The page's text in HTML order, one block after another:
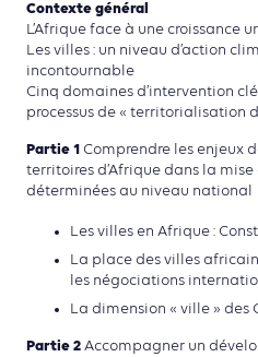
Contexte général
L’Afrique face à une croissance
Les villes : un niveau d’action
incontournable
Cinq domaines d’intervention
processus de « territorialisation
Partie 1 Comprendre les enjeux
territoires d’Afrique dans la
déterminées au niveau national
Les villes en Afrique :
La place des villes
les négociations
La dimension « ville » des
Partie 2 Accompagner un